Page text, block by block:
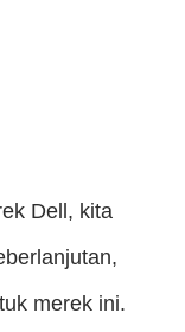
Dell, kita
merek ini.